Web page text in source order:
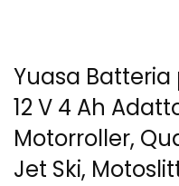
Yuasa Batteria
12 V 4 Ah
Motorroller,
Jet Ski,